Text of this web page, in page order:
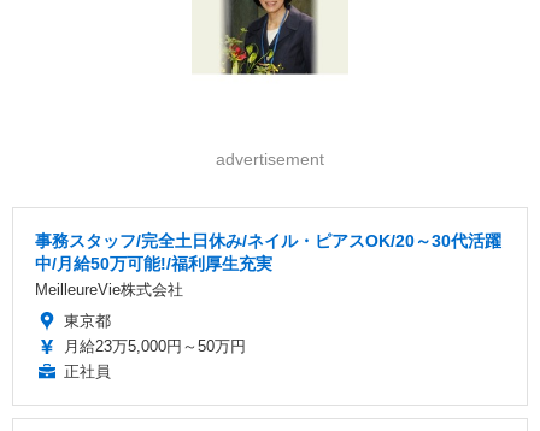
advertisement
事務スタッフ/完全土日休み/ネイル・ピアスOK/20～30代活躍
中/月給50万可能!/福利厚生充実
MeilleureVie株式会社
東京都
月給23万5,000円～50万円
正社員